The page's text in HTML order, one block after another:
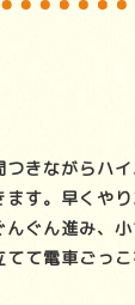
きながらハイ
す。早くや
ぐん進み、
て電車ごっ